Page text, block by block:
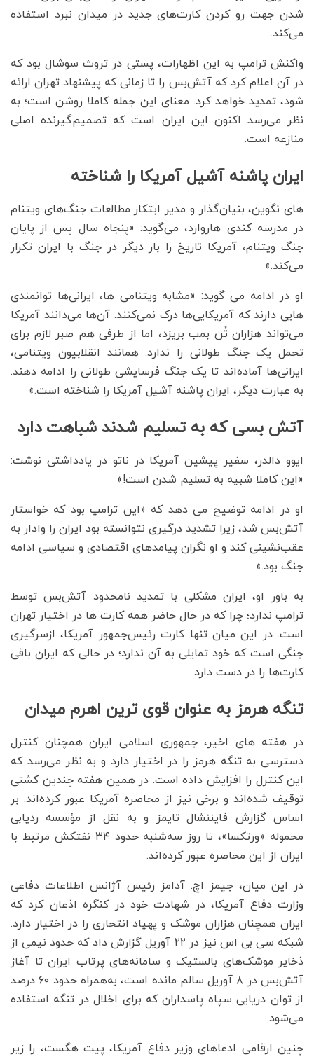
شدن جهت رو کردن کارت‌های جدید در میدان نبرد استفاده
می‌کند.
واکنش ترامپ به این اظهارات، پستی در تروث سوشال بود که
در آن اعلام کرد که آتش‌بس را تا زمانی که پیشنهاد تهران ارائه
شود، تمدید خواهد کرد. معنای این جمله کاملا روشن است؛ به
نظر می‌رسد اکنون این ایران است که تصمیم‌گیرنده اصلی
منازعه است.
ایران پاشنه آشیل آمریکا را شناخته
های نگوین، ‌بنیان‌گذار و مدیر ابتکار مطالعات جنگ‌های ویتنام
در مدرسه کندی هاروارد، می‌گوید: «پنجاه سال پس از پایان
جنگ ویتنام، آمریکا تاریخ را بار دیگر در جنگ با ایران تکرار
می‌کند.»
او در ادامه می گوید: «مشابه ویتنامی ها، ایرانی‌ها توانمندی
هایی دارند که آمریکایی‌ها درک نمی‌کنند. آن‌ها می‌دانند آمریکا
می‌تواند هزاران تُن بمب بریزد، اما از طرفی هم صبر لازم برای
تحمل یک جنگ طولانی را ندارد. همانند انقلابیون ویتنامی،
ایرانی‌ها آماده‌اند تا یک جنگ فرسایشی طولانی را ادامه دهند.
به عبارت دیگر، ایران پاشنه آشیل آمریکا را شناخته است.»
آتش بسی که به تسلیم شدند شباهت دارد
ایوو دالدر، سفیر پیشین آمریکا در ناتو در یادداشتی نوشت:
«این کاملا شبیه به تسلیم شدن است!»
او در ادامه توضیح می دهد که «این ترامپ بود که خواستار
آتش‌بس شد، زیرا تشدید درگیری نتوانسته بود ایران را وادار به
عقب‌نشینی کند و او نگران پیامدهای اقتصادی و سیاسی ادامه
جنگ بود.»
به باور او، ایران مشکلی با تمدید نامحدود آتش‌بس توسط
ترامپ ندارد؛ چرا که در حال حاضر همه کارت ها در اختیار تهران
است. در این میان تنها کارت رئیس‌جمهور آمریکا، ازسرگیری
جنگی است که خود تمایلی به آن ندارد؛ در حالی که ایران باقی
کارت‌ها را در دست دارد.
تنگه هرمز به عنوان قوی ترین اهرم میدان
در هفته های اخیر، جمهوری اسلامی ایران همچنان کنترل
دسترسی به تنگه هرمز را در اختیار دارد و به نظر می‌رسد که
این کنترل را افزایش داده است. در همین هفته چندین کشتی
توقیف شده‌اند و برخی نیز از محاصره آمریکا عبور کرده‌اند. بر
اساس گزارش فایننشال تایمز و به نقل از مؤسسه ردیابی
محموله «ورتکسا»، تا روز سه‌شنبه حدود ۳۴ نفتکش مرتبط با
ایران از این محاصره عبور کرده‌اند.
در این میان، جیمز اچ. آدامز رئیس آژانس اطلاعات دفاعی
وزارت دفاع آمریکا، در شهادت خود در کنگره اذعان کرد که
ایران همچنان هزاران موشک و پهپاد انتحاری را در اختیار دارد.
شبکه سی بی اس نیز در ۲۲ آوریل گزارش داد که حدود نیمی از
ذخایر موشک‌های بالستیک و سامانه‌های پرتاب ایران تا آغاز
آتش‌بس در ۸ آوریل سالم مانده است، به‌همراه حدود ۶۰ درصد
از توان دریایی سپاه پاسداران که برای اخلال در تنگه استفاده
می‌شود.
چنین ارقامی ادعاهای وزیر دفاع آمریکا، پیت هگست، را زیر